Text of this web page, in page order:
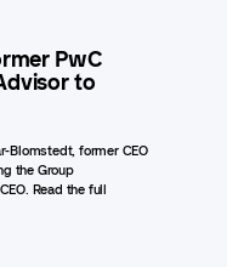
PwC
to
Blomstedt, former CEO
the Group
Read the full